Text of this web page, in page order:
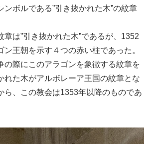
ンボルである”引き抜かれた木”の紋章
章は”引き抜かれた木”であるが、1352
ン王朝を示す４つの赤い柱であった。
の際にこのアラゴンを象徴する紋章を
れた木がアルボレーア王国の紋章とな
ら、この教会は1353年以降のものであ